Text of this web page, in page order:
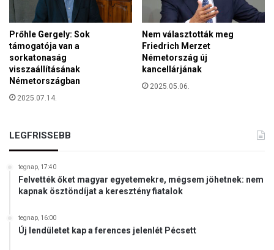
Prőhle Gergely: Sok
támogatója van a
sorkatonaság
visszaállításának
Németországban
2025.07.14.
Nem választották meg
Friedrich Merzet
Németország új
kancellárjának
2025.05.06.
LEGFRISSEBB
tegnap, 17:40
Felvették őket magyar egyetemekre, mégsem jöhetnek: nem
kapnak ösztöndíjat a keresztény fiatalok
tegnap, 16:00
Új lendületet kap a ferences jelenlét Pécsett